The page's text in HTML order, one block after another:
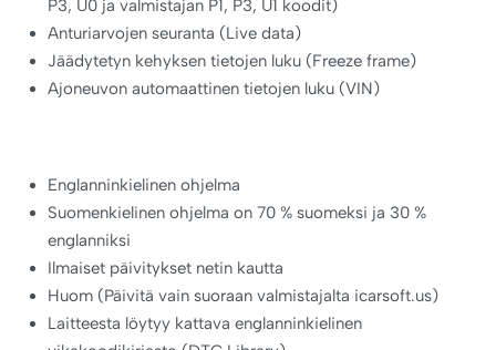
P3, U0 ja valmistajan P1, P3, U1 koodit)
Anturiarvojen seuranta (Live data)
Jäädytetyn kehyksen tietojen luku (Freeze frame)
Ajoneuvon automaattinen tietojen luku (VIN)
Englanninkielinen ohjelma
Suomenkielinen ohjelma on 70 % suomeksi ja 30 %
englanniksi
Ilmaiset päivitykset netin kautta
Huom (Päivitä vain suoraan valmistajalta icarsoft.us)
Laitteesta löytyy kattava englanninkielinen